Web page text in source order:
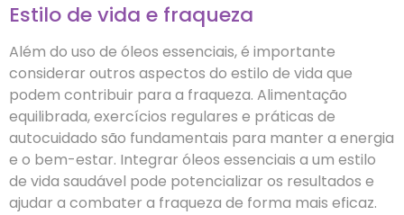
Estilo de vida e fraqueza
Além do uso de óleos essenciais, é importante
considerar outros aspectos do estilo de vida que
podem contribuir para a fraqueza. Alimentação
equilibrada, exercícios regulares e práticas de
autocuidado são fundamentais para manter a energia
e o bem-estar. Integrar óleos essenciais a um estilo
de vida saudável pode potencializar os resultados e
ajudar a combater a fraqueza de forma mais eficaz.